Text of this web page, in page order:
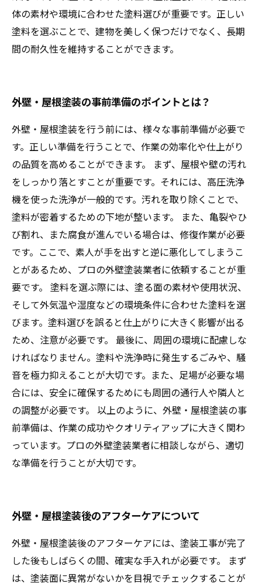
体の素材や環境に合わせた塗料選びが重要です。正しい
塗料を選ぶことで、建物を美しく保つだけでなく、長期
間の耐久性を維持することができます。
外壁・屋根塗装の事前準備のポイントとは？
外壁・屋根塗装を行う前には、様々な事前準備が必要で
す。正しい準備を行うことで、作業の効率化や仕上がり
の品質を高めることができます。 まず、屋根や壁の汚れ
をしっかり落とすことが重要です。それには、高圧洗浄
機を使った洗浄が一般的です。汚れを取り除くことで、
塗料が密着するための下地が整います。 また、亀裂やひ
び割れ、また腐食が進んでいる場合は、修復作業が必要
です。ここで、素人が手を出すと逆に悪化してしまうこ
とがあるため、プロの外壁塗装業者に依頼することが重
要です。 塗料を選ぶ際には、塗る面の素材や使用状況、
そして外気温や湿度などの環境条件に合わせた塗料を選
びます。塗料選びを誤ると仕上がりに大きく影響が出る
ため、注意が必要です。 最後に、周囲の環境に配慮しな
ければなりません。塗料や洗浄時に発生するごみや、騒
音を極力抑えることが大切です。また、足場が必要な場
合には、安全に確保するためにも周囲の通行人や隣人と
の調整が必要です。 以上のように、外壁・屋根塗装の事
前準備は、作業の成功やクオリティアップに大きく関わ
っています。プロの外壁塗装業者に相談しながら、適切
な準備を行うことが大切です。
外壁・屋根塗装後のアフターケアについて
外壁・屋根塗装後のアフターケアには、塗装工事が完了
した後もしばらくの間、確実な手入れが必要です。 まず
は、塗装面に異常がないかを目視でチェックすることが